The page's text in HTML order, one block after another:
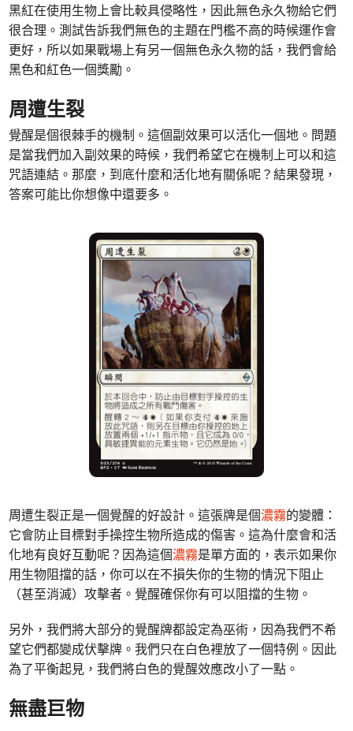
黑紅在使用生物上會比較具侵略性，因此無色永久物給它們
很合理。測試告訴我們無色的主題在門檻不高的時候運作會
更好，所以如果戰場上有另一個無色永久物的話，我們會給
黑色和紅色一個獎勵。
周遭生裂
覺醒是個很棘手的機制。這個副效果可以活化一個地。問題
是當我們加入副效果的時候，我們希望它在機制上可以和這
咒語連結。那麼，到底什麼和活化地有關係呢？結果發現，
答案可能比你想像中還要多。
周遭生裂正是一個覺醒的好設計。這張牌是個濃霧的變體：
它會防止目標對手操控生物所造成的傷害。這為什麼會和活
化地有良好互動呢？因為這個濃霧是單方面的，表示如果你
用生物阻擋的話，你可以在不損失你的生物的情況下阻止
（甚至消滅）攻擊者。覺醒確保你有可以阻擋的生物。
另外，我們將大部分的覺醒牌都設定為巫術，因為我們不希
望它們都變成伏擊牌。我們只在白色裡放了一個特例。因此
為了平衡起見，我們將白色的覺醒效應改小了一點。
無盡巨物